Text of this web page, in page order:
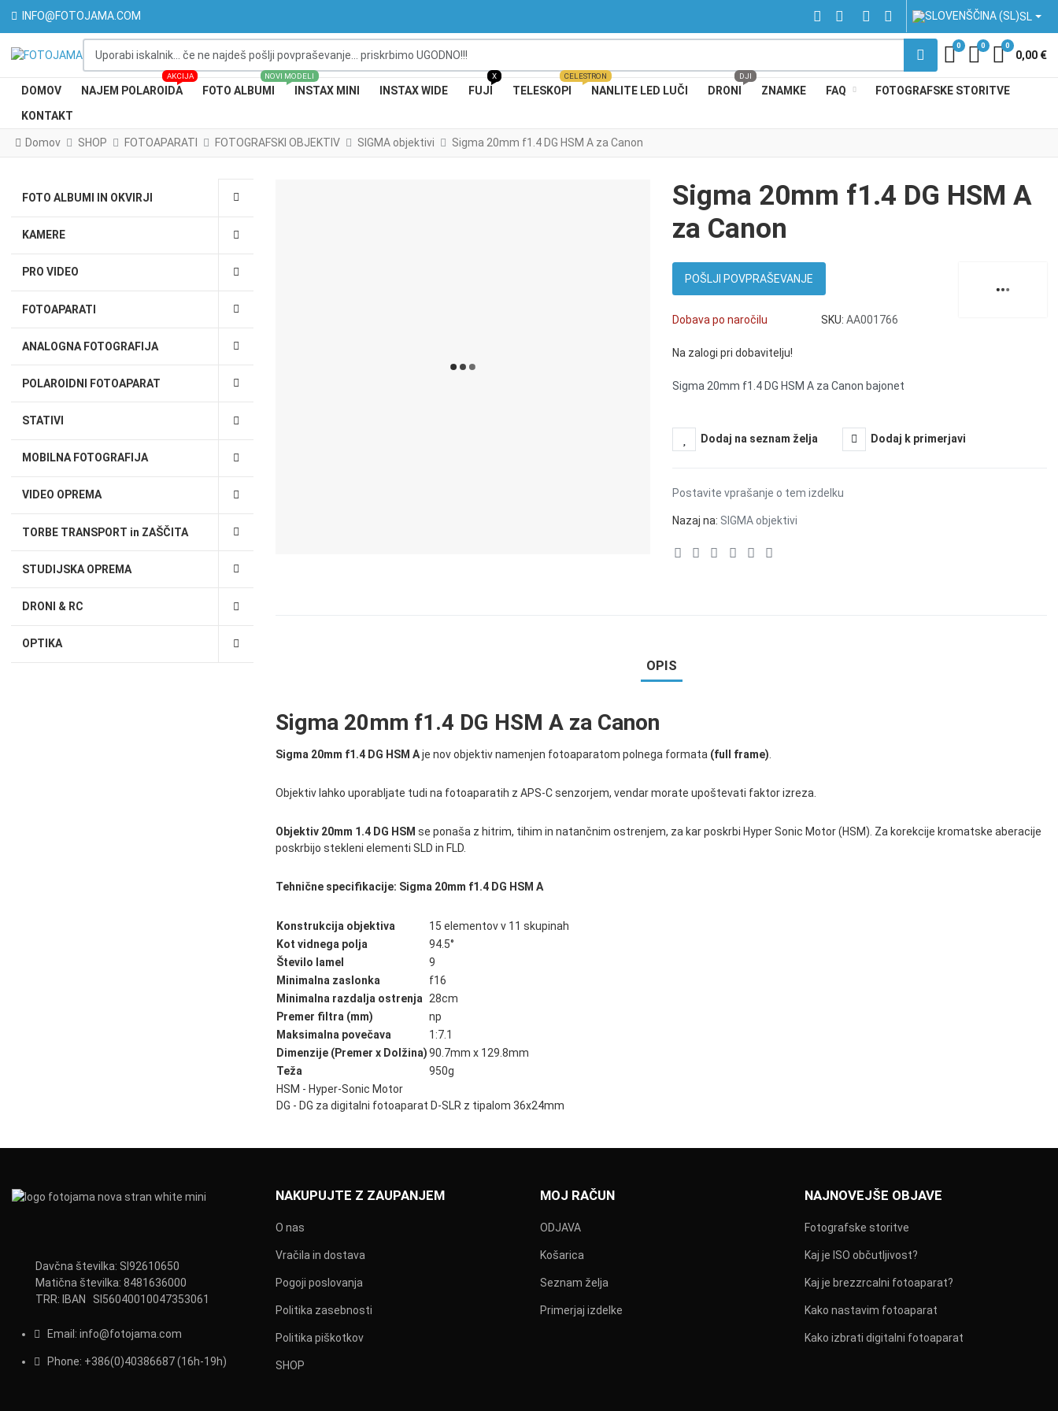
INFO@FOTOJAMA.COM FACEBOOK SOCIAL LINK
INSTAGRAM SOCIAL LINK
LINKEDIN SOCIAL LINK
YOUTUBE SOCIAL LINK
IZBERITE VAŠ JEZIK
SL
My Wishlist
0 Compare
0 Košarica
0
0,00 €
DOMOV NAJEM POLAROIDA
AKCIJA
FOTO ALBUMI
NOVI MODELI
INSTAX MINI INSTAX WIDE FUJI
X
TELESKOPI
CELESTRON
NANLITE LED LUČI DRONI
DJI
ZNAMKE FAQ FOTOGRAFSKE STORITVE
KONTAKT
Domov SHOP FOTOAPARATI FOTOGRAFSKI OBJEKTIV SIGMA objektivi Sigma 20mm f1.4 DG HSM A za Canon
FOTO ALBUMI IN OKVIRJI
KAMERE
PRO VIDEO
FOTOAPARATI
ANALOGNA FOTOGRAFIJA
POLAROIDNI FOTOAPARAT
STATIVI
MOBILNA FOTOGRAFIJA
VIDEO OPREMA
TORBE TRANSPORT in ZAŠČITA
STUDIJSKA OPREMA
DRONI & RC
OPTIKA
Sigma 20mm f1.4 DG HSM A
za Canon
POŠLJI POVPRAŠEVANJE
Dobava po naročilu
Na zalogi pri dobavitelju!
SKU: AA001766
Sigma 20mm f1.4 DG HSM A za Canon bajonet
Dodaj na seznam želja Dodaj k primerjavi
Postavite vprašanje o tem izdelku
Nazaj na: SIGMA objektivi
OPIS
Sigma 20mm f1.4 DG HSM A za Canon
Sigma 20mm f1.4 DG HSM Aje nov objektiv namenjen fotoaparatom polnega formata (full frame)
Objektiv lahko uporabljate tudi na fotoaparatih z APS-C senzorjem, vendar morate upoštevati faktor izreza.
Objektiv 20mm 1.4 DG HSM se ponaša z hitrim, tihim in natančnim ostrenjem, za kar poskrbi Hyper Sonic Motor (HSM). Za korekcije kromatske aberacije
poskrbijo stekleni elementi SLD in FLD.
Tehnične specifikacije: Sigma 20mm f1.4 DG HSM A
Konstrukcija objektiva
15 elementov v 11 skupinah
Kot vidnega polja
94.5°
Število lamel
9
Minimalna zaslonka
f16
Minimalna razdalja ostrenja
28cm
Premer filtra (mm)
np
Maksimalna povečava
1:7.1
Dimenzije (Premer x Dolžina)90.7mm x 129.8mm
Teža
950g
HSM - Hyper-Sonic Motor
DG - DG za digitalni fotoaparat D-SLR z tipalom 36x24mm
Davčna številka: SI92610650
Matična številka: 8481636000
TRR: IBAN SI56040010047353061
Email: info@fotojama.com
Phone: +386(0)40386687 (16h-19h)
NAKUPUJTE Z ZAUPANJEM
O nas
Vračila in dostava
Pogoji poslovanja
Politika zasebnosti
Politika piškotkov
SHOP
MOJ RAČUN
ODJAVA
Košarica
Seznam želja
Primerjaj izdelke
NAJNOVEJŠE OBJAVE
Fotografske storitve
Kaj je ISO občutljivost?
Kaj je brezzrcalni fotoaparat?
Kako nastavim fotoaparat
Kako izbrati digitalni fotoaparat